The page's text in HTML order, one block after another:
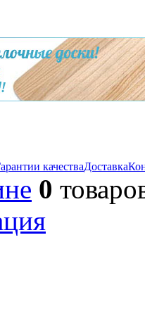
качестваДоставка
0